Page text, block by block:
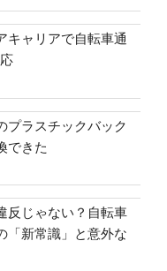
キャリアで自転車通
プラスチックバック
できた
反じゃない？自転車
「新常識」と意外な